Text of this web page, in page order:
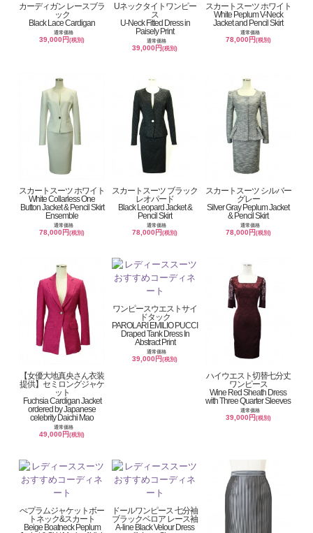
カーディガン レースブラ
ック
Black Lace Cardigan
通常価格
39,000円(税別)
Uネックタイトワンピー
ス
U-Neck Fitted Dress in
Paisely Print
通常価格
39,000円(税別)
スカートスーツ ホワイト
White Peplum V-Neck
Jacket and Pencil Skirt
通常価格
78,000円 (税別)
スカートスーツ ホワイト
White Collarless One
Button Jacket & Pencil Skirt
Ensemble
通常価格
78,000円(税別)
スカートスーツ ブラック
レオパード
Black Leopard Jacket &
Pencil Skirt
通常価格
78,000円(税別)
スカートスーツ シルバー
グレー
Silver Gray Peplum Jacket
& Pencil Skirt
通常価格
78,000円 (税別)
【女優大地真央さん衣装
提供】セミロングジャケ
ット
Fuchsia Cardigan Jacket
ordered by Japanese
celebrity Daichi Mao
通常価格
49,000円(税別)
ワンピースウエストサイ
ドタック
PAROLARI EMILIO PUCCI
Draped Tank Dress In
Abstract Print
通常価格
39,000円(税別)
ハイウエスト切替七分丈
ワンピース
Wine Red Sheath Dress
with Three Quarter Sleeves
通常価格
39,000円 (税別)
ぺプラムジャケットボー
トネック&スカート
Beige Boatneck Peplum
ドールワンピース 七分袖
ブラックベロア レース袖
A-line Black Velour Dress